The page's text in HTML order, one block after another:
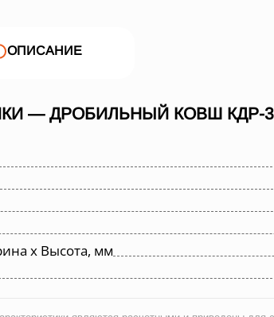
ОПИСАНИЕ
— ДРОБИЛЬНЫЙ КОВШ КДР-
х Высота, мм